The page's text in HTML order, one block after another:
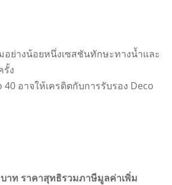
อย่างน้อยหนึ่งเซสชันทักษะทางน้ำและ
รั้ง
40 อาจให้เครดิตกับการรับรอง Deco
บาท ราคาสุทธิรวมภาษีมูลค่าเพิ่ม